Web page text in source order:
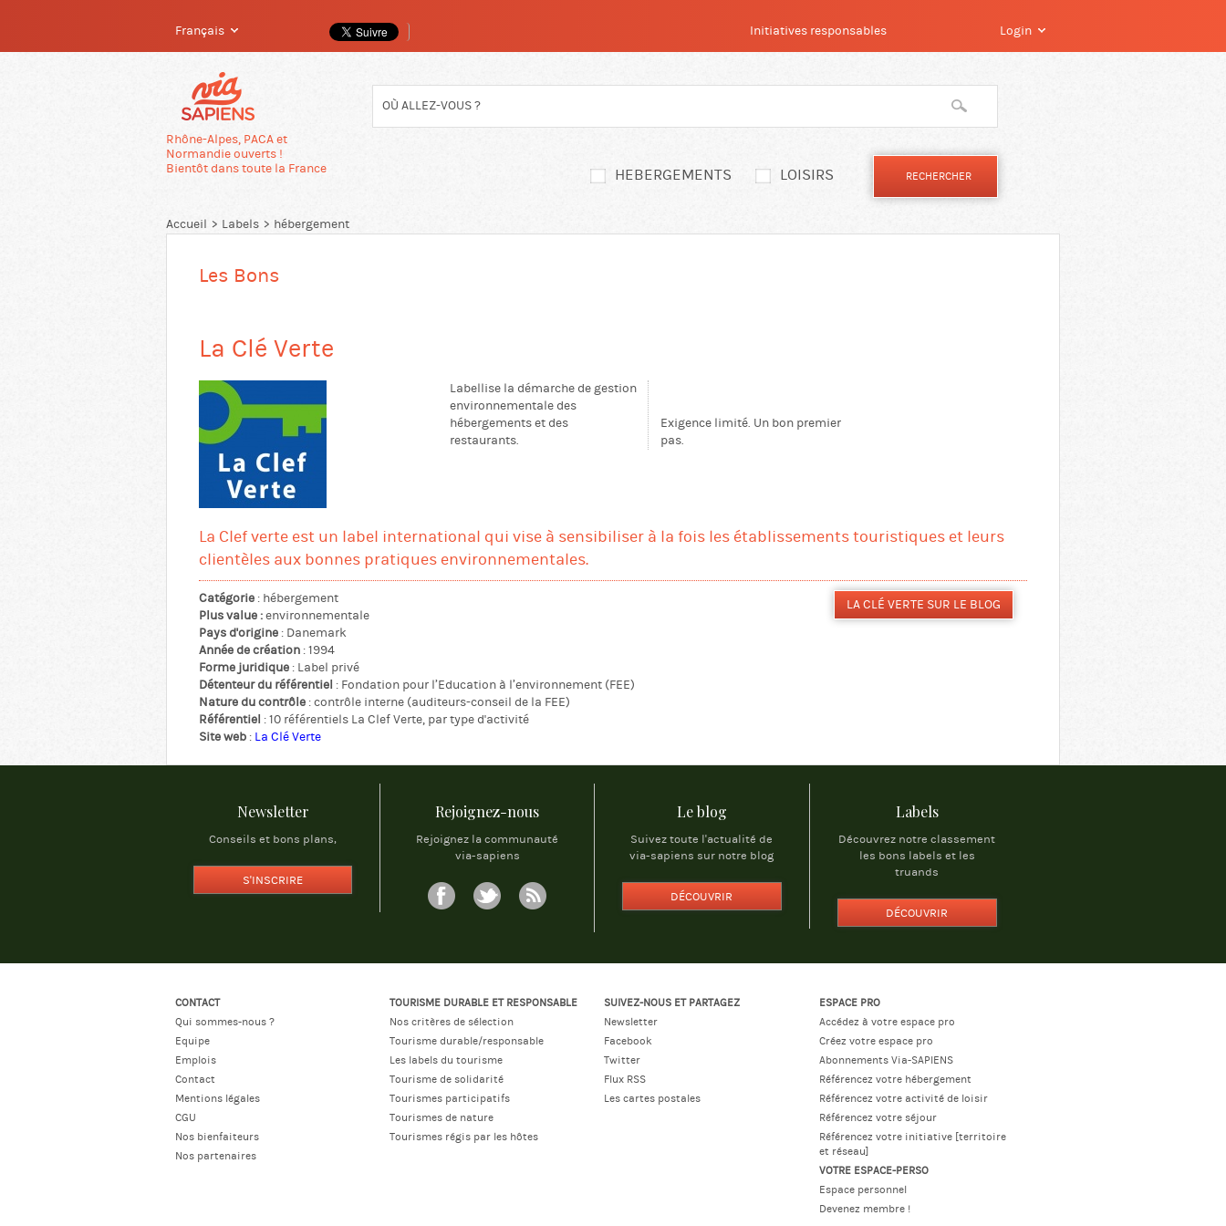
Français Initiatives responsables Login
Rhône-Alpes, PACA et
Normandie ouverts !
Bientôt dans toute la France
HEBERGEMENTS LOISIRS
Accueil Labels hébergement
Les Bons
La Clé Verte
Labellise la démarche de gestion
environnementale des
hébergements et des
restaurants.
Exigence limité. Un bon premier
pas.
La Clef verte est un label international qui vise à sensibiliser à la fois les établissements touristiques et leurs
clientèles aux bonnes pratiques environnementales.
LA CLÉ VERTE SUR LE BLOG
Catégorie : hébergement
Plus value :environnementale
Pays d'origine : Danemark
Année de création : 1994
Forme juridique : Label privé
Détenteur du référentiel : Fondation pour l’Education à l’environnement (FEE)
Nature du contrôle : contrôle interne (auditeurs-conseil de la FEE)
Référentiel : 10 référentiels La Clef Verte, par type d'activité
Site web : La Clé Verte
Newsletter
Conseils et bons plans,
S'INSCRIRE
Rejoignez-nous
Rejoignez la communauté
via-sapiens
Le blog
Suivez toute l'actualité de
via-sapiens sur notre blog
DÉCOUVRIR
Labels
Découvrez notre classement
les bons labels et les
truands
DÉCOUVRIR
CONTACT
Qui sommes-nous ?
Equipe
Emplois
Contact
Mentions légales
CGU
Nos bienfaiteurs
Nos partenaires
TOURISME DURABLE ET RESPONSABLE
Nos critères de sélection
Tourisme durable/responsable
Les labels du tourisme
Tourisme de solidarité
Tourismes participatifs
Tourismes de nature
Tourismes régis par les hôtes
SUIVEZ-NOUS ET PARTAGEZ
Newsletter
Facebook
Twitter
Flux RSS
Les cartes postales
ESPACE PRO
Accédez à votre espace pro
Créez votre espace pro
Abonnements Via-SAPIENS
Référencez votre hébergement
Référencez votre activité de loisir
Référencez votre séjour
Référencez votre initiative [territoire
et réseau]
VOTRE ESPACE-PERSO
Espace personnel
Devenez membre !